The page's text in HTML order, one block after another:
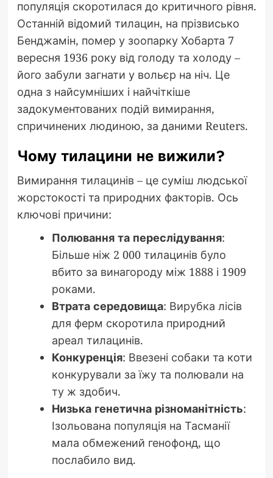
популяція скоротилася до критичного рівня.
Останній відомий тилацин, на прізвисько
Бенджамін, помер у зоопарку Хобарта 7
вересня 1936 року від голоду та холоду –
його забули загнати у вольєр на ніч. Це
одна з найсумніших і найчіткіше
задокументованих подій вимирання,
спричинених людиною, за даними Reuters.
Чому тилацини не вижили?
Вимирання тилацинів – це суміш людської
жорстокості та природних факторів. Ось
ключові причини:
Полювання та переслідування:
Більше ніж 2 000 тилацинів було
вбито за винагороду між 1888 і 1909
роками.
Втрата середовища: Вирубка лісів
для ферм скоротила природний
ареал тилацинів.
Конкуренція: Ввезені собаки та коти
конкурували за їжу та полювали на
ту ж здобич.
Низька генетична різноманітність:
Ізольована популяція на Тасманії
мала обмежений генофонд, що
послабило вид.